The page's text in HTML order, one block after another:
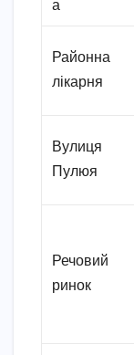
а
Районна
лікарня
Вулиця
Пулюя
Речовий
ринок